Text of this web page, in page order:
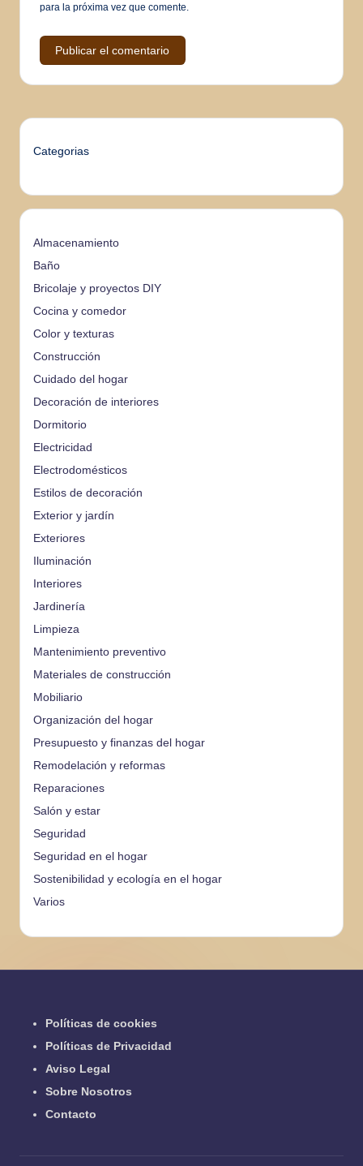
para la próxima vez que comente.
Categorias
Almacenamiento
Baño
Bricolaje y proyectos DIY
Cocina y comedor
Color y texturas
Construcción
Cuidado del hogar
Decoración de interiores
Dormitorio
Electricidad
Electrodomésticos
Estilos de decoración
Exterior y jardín
Exteriores
Iluminación
Interiores
Jardinería
Limpieza
Mantenimiento preventivo
Materiales de construcción
Mobiliario
Organización del hogar
Presupuesto y finanzas del hogar
Remodelación y reformas
Reparaciones
Salón y estar
Seguridad
Seguridad en el hogar
Sostenibilidad y ecología en el hogar
Varios
Políticas de cookies
Políticas de Privacidad
Aviso Legal
Sobre Nosotros
Contacto